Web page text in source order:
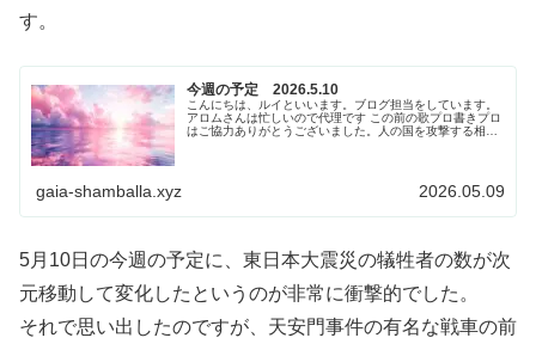
す。
今週の予定 2026.5.10
こんにちは、ルイといいます。ブログ担当をしています。
アロムさんは忙しいので代理です この前の歌プロ書きプロ
はご協力ありがとうございました。人の国を攻撃する相手
gaia-shamballa.xyz 2026.05.09
5月10日の今週の予定に、東日本大震災の犠牲者の数が次
元移動して変化したというのが非常に衝撃的でした。
それで思い出したのですが、天安門事件の有名な戦車の前